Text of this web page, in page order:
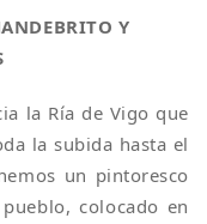
Y
la Ría de Vigo que
la subida hasta el
un pintoresco
colocado en